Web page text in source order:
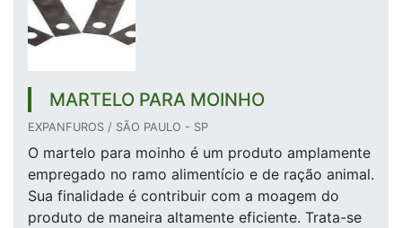
MARTELO PARA MOINHO
EXPANFUROS / SÃO PAULO - SP
O martelo para moinho é um produto amplamente
empregado no ramo alimentício e de ração animal.
Sua finalidade é contribuir com a moagem do
produto de maneira altamente eficiente. Trata-se